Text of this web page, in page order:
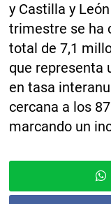
y Castilla y
trimestre se ha
total de 7,1
que representa
en tasa
cercana a los
marcando un